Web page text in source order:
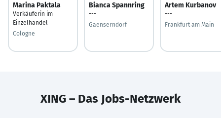
Marina Paktala
Verkäuferin im
Einzelhandel
Cologne
Bianca Spannring
---
Gaenserndorf
Artem Kurbanov
---
Frankfurt am Main
XING – Das Jobs-Netzwerk